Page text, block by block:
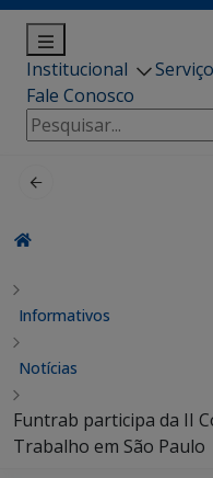
Institucional
Fale Conosco
Pesquisar
por:
Informativos
Notícias
Funtrab participa da II
Trabalho em São Paulo